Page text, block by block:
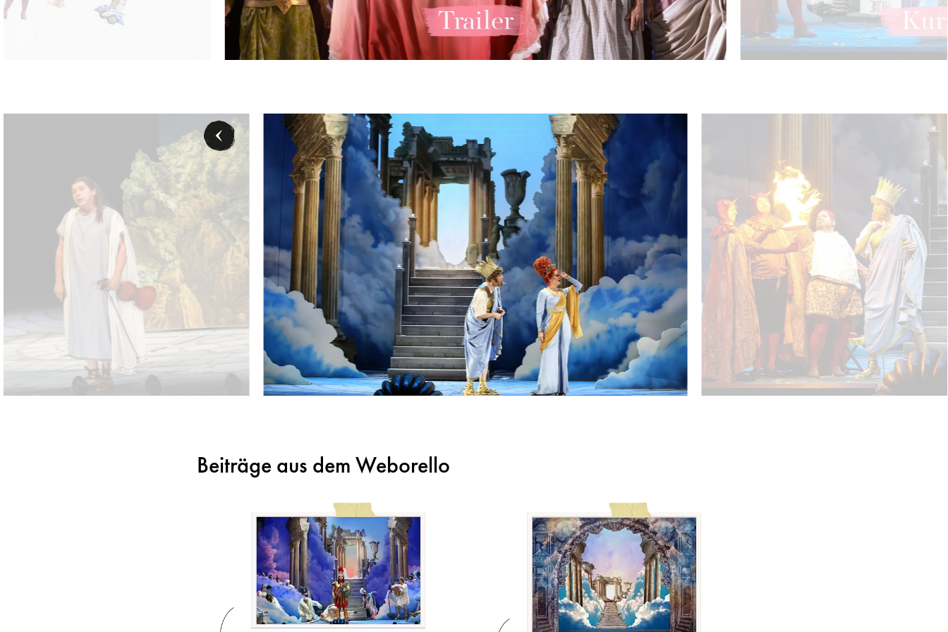
(Eurydike), Karl-Michael Ebner (Orpheus) - © Barbara Pálffy / Volksoper WienKarl-Michael Ebner (Orpheus) - © Barbara Pálffy / Volksoper Wien Marco Di Sapia (Jupiter), Ursula Pfitzner (Juno) - ©
Beiträge aus dem Weborello